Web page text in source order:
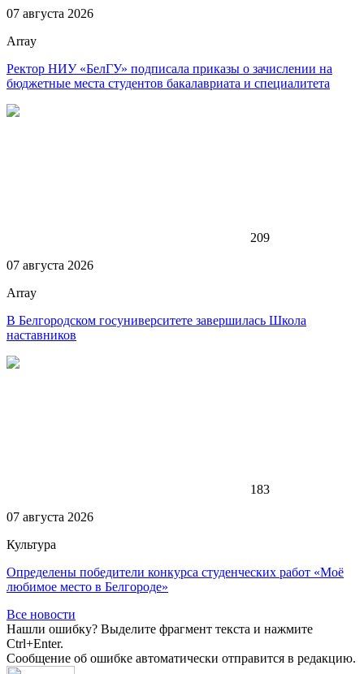
07 августа 2026
Array
Ректор НИУ «БелГУ» подписала приказы о зачислении на
бюджетные места студентов бакалавриата и специалитета
209
07 августа 2026
Array
В Белгородском госуниверситете завершилась Школа
наставников
183
07 августа 2026
Культура
Определены победители конкурса студенческих работ «Моё
любимое место в Белгороде»
Все новости
Нашли ошибку? Выделите фрагмент текста и нажмите
Ctrl+Enter.
Сообщение об ошибке автоматически отправится в редакцию.